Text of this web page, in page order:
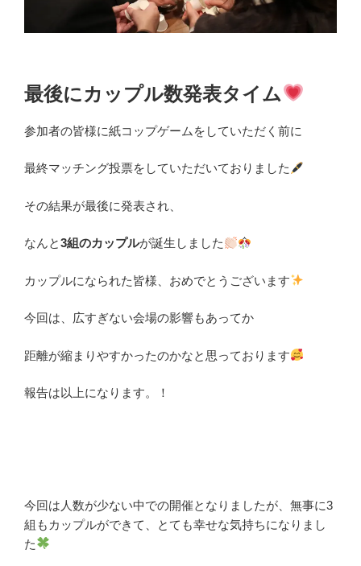
最後にカップル数発表タイム
参加者の皆様に紙コップゲームをしていただく前に
最終マッチング投票をしていただいておりました
その結果が最後に発表され、
なんと3組のカップルが誕生しました
カップルになられた皆様、おめでとうございます
今回は、広すぎない会場の影響もあってか
距離が縮まりやすかったのかなと思っております
報告は以上になります。！
今回は人数が少ない中での開催となりましたが、無事に3
組もカップルができて、とても幸せな気持ちになりまし
た